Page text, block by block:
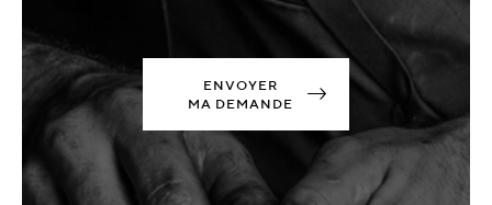
ENVOYER
MA DEMANDE